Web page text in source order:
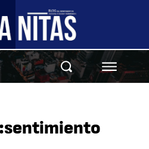
sentimiento